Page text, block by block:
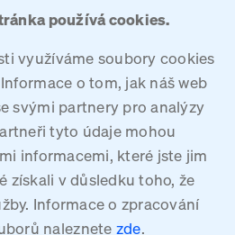
používá cookies.
využíváme soubory cookies
o tom, jak náš web
svými partnery pro analýzy
tyto údaje mohou
informacemi, které jste jim
získali v důsledku toho, že
Informace o zpracování
naleznete zde.